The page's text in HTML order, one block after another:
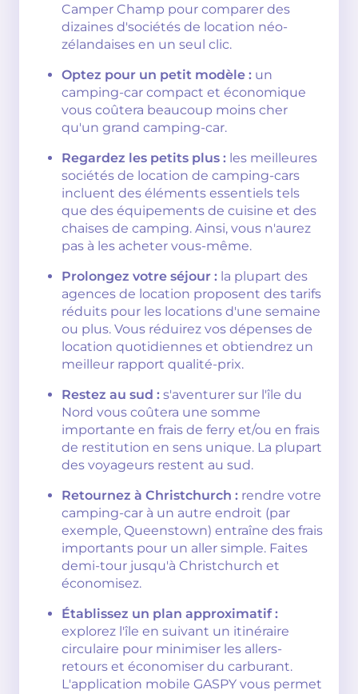
Camper Champ pour comparer des
dizaines d'sociétés de location néo-
zélandaises en un seul clic.
Optez pour un petit modèle : un
camping-car compact et économique
vous coûtera beaucoup moins cher
qu'un grand camping-car.
Regardez les petits plus : les meilleures
sociétés de location de camping-cars
incluent des éléments essentiels tels
que des équipements de cuisine et des
chaises de camping. Ainsi, vous n'aurez
pas à les acheter vous-même.
Prolongez votre séjour : la plupart des
agences de location proposent des tarifs
réduits pour les locations d'une semaine
ou plus. Vous réduirez vos dépenses de
location quotidiennes et obtiendrez un
meilleur rapport qualité-prix.
Restez au sud : s'aventurer sur l'île du
Nord vous coûtera une somme
importante en frais de ferry et/ou en frais
de restitution en sens unique. La plupart
des voyageurs restent au sud.
Retournez à Christchurch : rendre votre
camping-car à un autre endroit (par
exemple, Queenstown) entraîne des frais
importants pour un aller simple. Faites
demi-tour jusqu'à Christchurch et
économisez.
Établissez un plan approximatif :
explorez l'île en suivant un itinéraire
circulaire pour minimiser les allers-
retours et économiser du carburant.
L'application mobile GASPY vous permet